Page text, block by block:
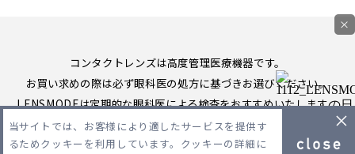
コンタクトレンズは高度管理医療機器です。
お買い求めの際は必ず眼科医の処方に基づきお選びください。
LENSMODEは定期的な眼科医による検査をおすすめいたします。
Copyright 2026 LENSMODE PTE,LTD. All Rights Reserved.
当サイトでは、お客様により適したサービスを提供す
るためクッキーを利用しています。クッキーの詳細に
×